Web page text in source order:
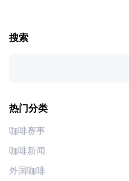
搜索
热门分类
咖啡赛事
咖啡新闻
外国咖啡